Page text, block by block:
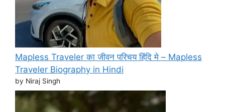
Mapless Traveler का जीवन परिचय हिंदि मे – Mapless
Traveler Biography in Hindi
by Niraj Singh